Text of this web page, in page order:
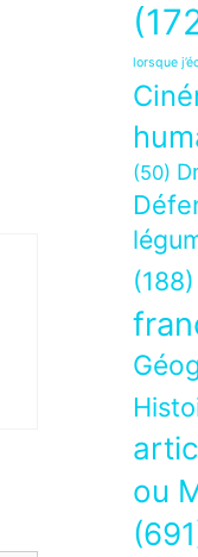
lorsque
(50)
(188)
ou